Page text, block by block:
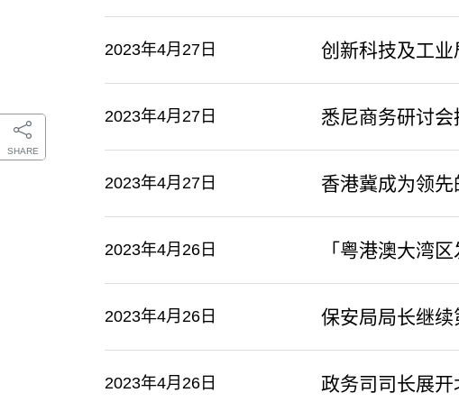
SHARE
2023年4月27日 创新科技及工业
2023年4月27日 悉尼商务研讨
2023年4月27日 香港冀成为领
2023年4月26日 「粤港澳大湾
2023年4月26日 保安局局长继
2023年4月26日 政务司司长展开